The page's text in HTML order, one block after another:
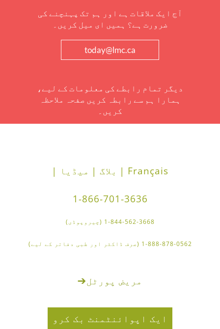
آج ایک ملاقات ہے اور ہم تک پہنچنے کی
ضرورت ہے؟ ہمیں ای میل کریں۔
today@lmc.ca
دیگر تمام رابطے کی معلومات کے لیے،
ہمارا ہم سے رابطہ کریں صفحہ ملاحظہ
کریں۔
Français | بلاگ | میڈیا |
1-866-701-3636
1-844-562-3668 (چیروپوڈی)
1-888-878-0562 (صرف ڈاکٹر اور طبی دفاتر کے لیے)
مریض پورٹل➔
ایک اپوائنٹمنٹ بک کرو